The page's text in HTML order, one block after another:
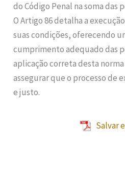
do Código Penal na soma das
O Artigo 86 detalha a
suas condições, oferecendo
cumprimento adequado das
aplicação correta desta norma
assegurar que o processo de
e justo.
Salvar